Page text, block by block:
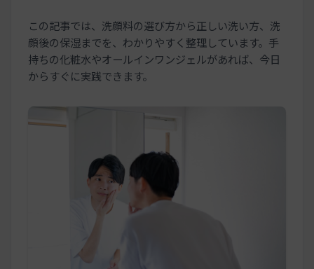
この記事では、洗顔料の選び方から正しい洗い方、洗
顔後の保湿までを、わかりやすく整理しています。手
持ちの化粧水やオールインワンジェルがあれば、今日
からすぐに実践できます。